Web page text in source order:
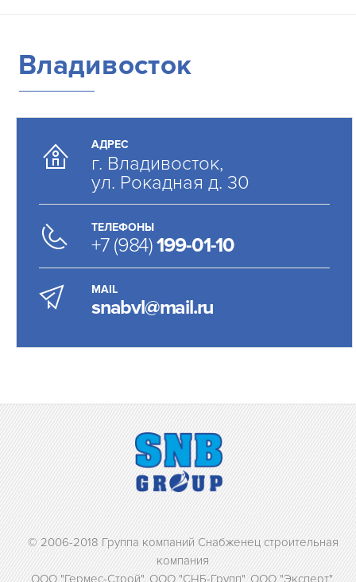
Владивосток
АДРЕС
г. Владивосток,
ул. Рокадная д. 30
ТЕЛЕФОНЫ
+7 (984)199-01-10
MAIL
snabvl@mail.ru
© 2006-2018 Группа компаний Снабженец строительная
компания
ООО "Гермес-Строй", ООО "СНБ-Групп", ООО "Эксперт",